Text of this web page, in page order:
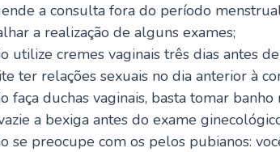
a consulta fora do período
a realização de alguns exames;
utilize cremes vaginais três dias antes
ter relações sexuais no dia anterior à
faça duchas vaginais, basta tomar
a bexiga antes do exame
se preocupe com os pelos pubianos: